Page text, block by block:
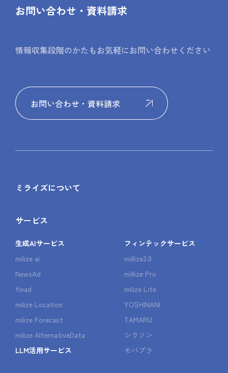
お問い合わせ・資料請求
情報収集段階のかたもお気軽にお問い合わせください
お問い合わせ・資料請求
ミライズについて
サービス
生成AIサービス
milize ai
NewsAd
finad
milize Location
milize Forecast
milize AlternativeData
LLM活用サービス
フィンテックサービス
millize3.0
millize Pro
milize Lite
YOSHINANI
TAMARU
シラソン
モバプラ